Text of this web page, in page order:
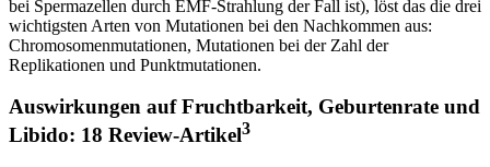
bei Spermazellen durch EMF-Strahlung der Fall ist), löst das die drei
wichtigsten Arten von Mutationen bei den Nachkommen aus:
Chromosomenmutationen, Mutationen bei der Zahl der
Replikationen und Punktmutationen.
Auswirkungen auf Fruchtbarkeit, Geburtenrate und
Libido: 18 Review-Artikel3